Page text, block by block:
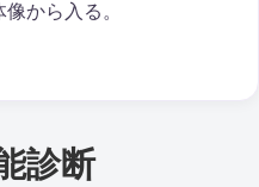
から入る。
診断